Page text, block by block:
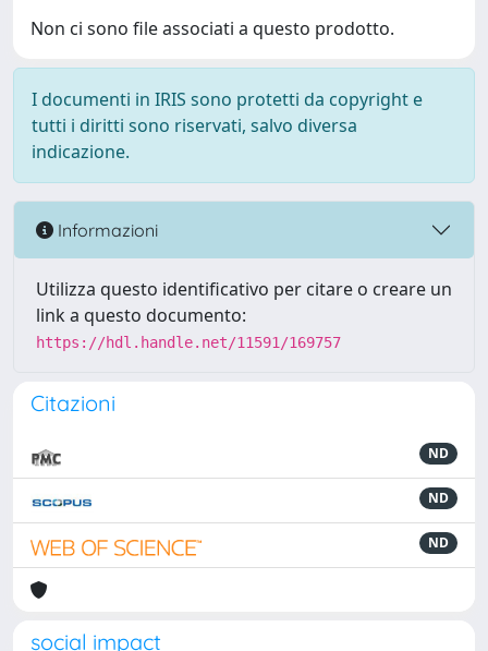
Non ci sono file associati a questo prodotto.
I documenti in IRIS sono protetti da copyright e
tutti i diritti sono riservati, salvo diversa
indicazione.
Informazioni
Utilizza questo identificativo per citare o creare un
link a questo documento:
https://hdl.handle.net/11591/169757
Citazioni
ND
ND
ND
social impact